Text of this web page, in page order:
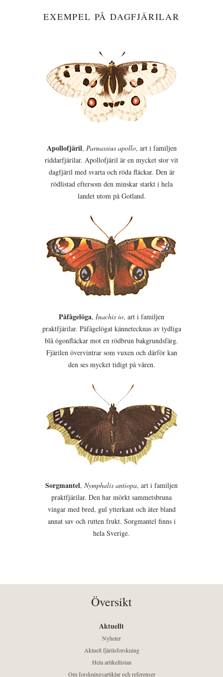
EXEMPEL PÅ DAGFJÄRILAR
Apollofjäril, Parnassius apollo, art i familjen
riddarfjärilar. Apollofjäril är en mycket stor vit
dagfjäril med svarta och röda fläckar. Den är
rödlistad eftersom den minskar starkt i hela
landet utom på Gotland.
Påfågelöga, Inachis io, art i familjen
praktfjärilar. Påfågelögat kännetecknas av tydliga
blå ögonfläckar mot en rödbrun bakgrundsfärg.
Fjärilen övervintrar som vuxen och därför kan
den ses mycket tidigt på våren.
Sorgmantel, Nymphalis antiopa, art i familjen
praktfjärilar. Den har mörkt sammetsbruna
vingar med bred, gul ytterkant och äter bland
annat sav och rutten frukt. Sorgmantel finns i
hela Sverige.
Översikt
Aktuellt
Nyheter
Aktuell fjärilsforskning
Hela artikellistan
Om forskningsartiklar och referenser